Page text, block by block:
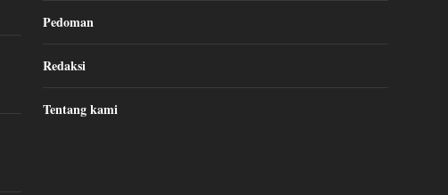
Pedoman
Redaksi
Tentang kami